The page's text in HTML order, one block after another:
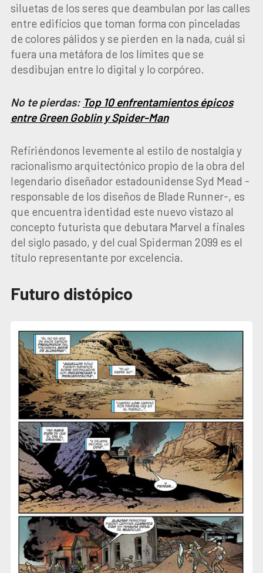
siluetas de los seres que deambulan por las calles
entre edificios que toman forma con pinceladas
de colores pálidos y se pierden en la nada, cuál si
fuera una metáfora de los límites que se
desdibujan entre lo digital y lo corpóreo.
No te pierdas: Top 10 enfrentamientos épicos
entre Green Goblin y Spider-Man
Refiriéndonos levemente al estilo de nostalgia y
racionalismo arquitectónico propio de la obra del
legendario diseñador estadounidense Syd Mead -
responsable de los diseños de Blade Runner-, es
que encuentra identidad este nuevo vistazo al
concepto futurista que debutara Marvel a finales
del siglo pasado, y del cual Spiderman 2099 es el
título representante por excelencia.
Futuro distópico